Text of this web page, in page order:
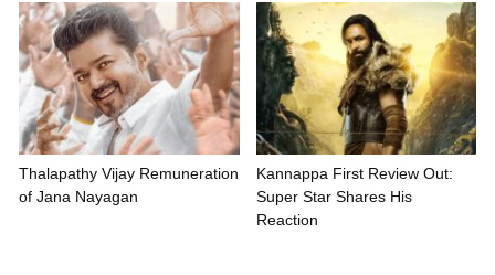
Thalapathy Vijay Remuneration
of Jana Nayagan
Kannappa First Review Out:
Super Star Shares His
Reaction